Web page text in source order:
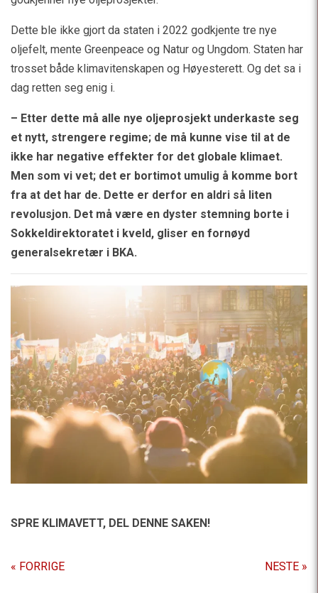
Dette ble ikke gjort da staten i 2022 godkjente tre nye
oljefelt, mente Greenpeace og Natur og Ungdom. Staten har
trosset både klimavitenskapen og Høyesterett. Og det sa i
dag retten seg enig i.
– Etter dette må alle nye oljeprosjekt underkaste seg
et nytt, strengere regime; de må kunne vise til at de
ikke har negative effekter for det globale klimaet.
Men som vi vet; det er bortimot umulig å komme bort
fra at det har de. Dette er derfor en aldri så liten
revolusjon. Det må være en dyster stemning borte i
Sokkeldirektoratet i kveld, gliser en fornøyd
generalsekretær i BKA.
SPRE KLIMAVETT, DEL DENNE SAKEN!
« FORRIGE NESTE »